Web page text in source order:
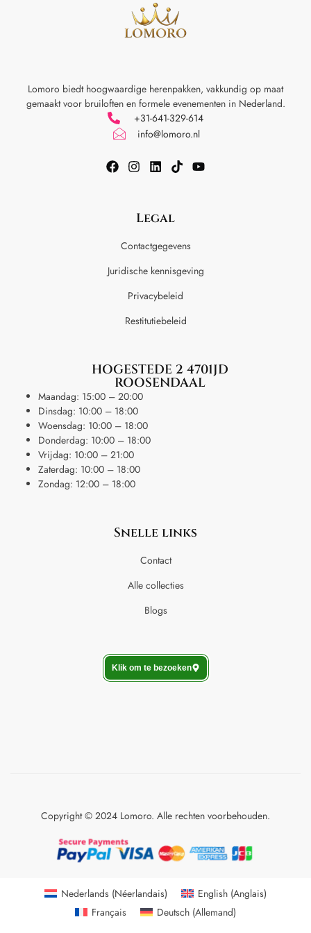
Lomoro biedt hoogwaardige herenpakken, vakkundig op maat
gemaakt voor bruiloften en formele evenementen in Nederland.
+31-641-329-614
info@lomoro.nl
Legal
Contactgegevens
Juridische kennisgeving
Privacybeleid
Restitutiebeleid
HOGESTEDE 2 4701JD
ROOSENDAAL
Maandag: 15:00 – 20:00
Dinsdag: 10:00 – 18:00
Woensdag: 10:00 – 18:00
Donderdag: 10:00 – 18:00
Vrijdag: 10:00 – 21:00
Zaterdag: 10:00 – 18:00
Zondag: 12:00 – 18:00
Snelle links
Contact
Alle collecties
Blogs
Klik om te bezoeken
Copyright © 2024 Lomoro. Alle rechten voorbehouden.
Nederlands (Néerlandais) English(Anglais)
Français
Deutsch(Allemand)